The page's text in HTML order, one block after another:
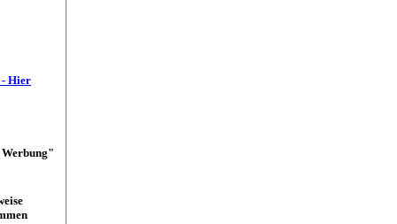
- Hier
Werbung"